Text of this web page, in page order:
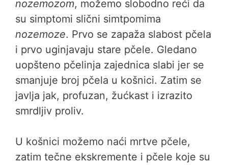
nozemozom, možemo slobodno reći da
su simptomi slični simtpomima
nozemoze. Prvo se zapaža slabost pčela
i prvo uginjavaju stare pčele. Gledano
uopšteno pčelinja zajednica slabi jer se
smanjuje broj pčela u košnici. Zatim se
javlja jak, profuzan, žućkast i izrazito
smrdljiv proliv.
U košnici možemo naći mrtve pčele,
zatim tečne ekskremente i pčele koje su